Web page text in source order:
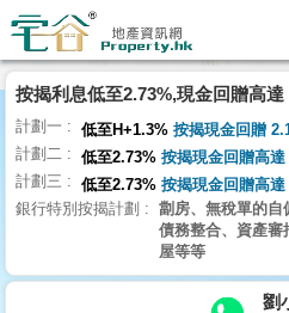
理
主
頁
搵
樓/
交
按揭利息低至2.73%,現金回贈高達
計劃一 低至H+1.3% 按揭現金回贈
計劃二 低至2.73% 按揭現金回贈高
計劃三 低至2.73% 按揭現金回贈高
銀行特別按揭計劃
劏房、無稅單的自
債務整合、資產審
屋等等
劉